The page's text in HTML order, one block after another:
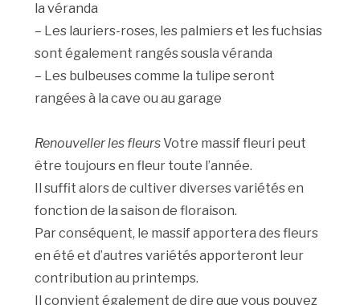
la véranda
– Les lauriers-roses, les palmiers et les fuchsias
sont également rangés sousla véranda
– Les bulbeuses comme la tulipe seront
rangées à la cave ou au garage
Renouveller les fleursVotre massif fleuri peut
être toujours en fleur toute l’année.
Il suffit alors de cultiver diverses variétés en
fonction de la saison de floraison.
Par conséquent, le massif apportera des fleurs
en été et d’autres variétés apporteront leur
contribution au printemps.
Il convient également de dire que vous pouvez